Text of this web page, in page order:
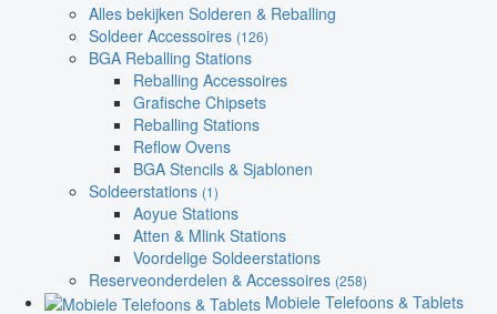
Alles bekijken Solderen & Reballing
Soldeer Accessoires (126)
BGA Reballing Stations
Reballing Accessoires
Grafische Chipsets
Reballing Stations
Reflow Ovens
BGA Stencils & Sjablonen
Soldeerstations (1)
Aoyue Stations
Atten & Mlink Stations
Voordelige Soldeerstations
Reserveonderdelen & Accessoires (258)
Mobiele Telefoons & Tablets